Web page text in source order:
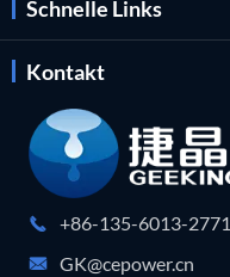
Schnelle Links
Kontakt
 +86-135-6013-2771
 GK@cepower.cn